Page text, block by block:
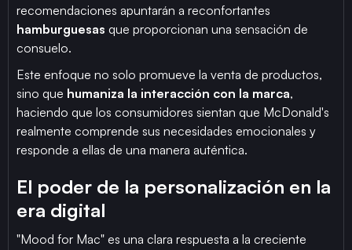
recomendaciones apuntarán a reconfortantes
hamburguesas que proporcionan una sensación de
consuelo.
Este enfoque no solo promueve la venta de productos,
sino que humaniza la interacción con la marca,
haciendo que los consumidores sientan que McDonald's
realmente comprende sus necesidades emocionales y
responde a ellas de una manera auténtica.
El poder de la personalización en la
era digital
"Mood for Mac" es una clara respuesta a la creciente